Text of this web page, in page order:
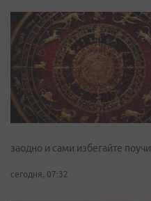
заодно и сами избегайте
сегодня, 07:32